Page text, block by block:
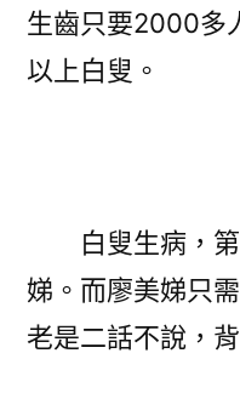
生齒只要2000多
以上白叟。
白叟生病，
娣。而廖美娣只
老是二話不說，